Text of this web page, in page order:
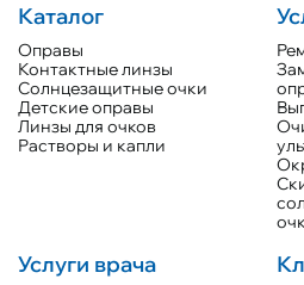
Каталог
Оправы
Контактные линзы
Солнцезащитные очки
Детские оправы
Линзы для очков
Растворы и капли
Услуги врача